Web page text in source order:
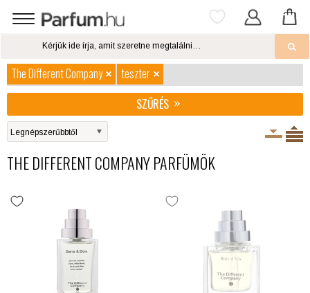
The Different Company
teszter
SZŰRÉS
THE DIFFERENT COMPANY PARFÜMÖK